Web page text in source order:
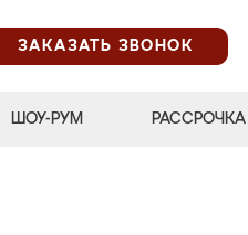
ЗАКАЗАТЬ ЗВОНОК
ШОУ-РУМ РАССРОЧКА